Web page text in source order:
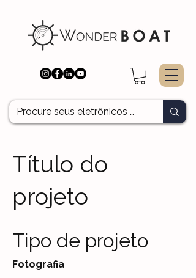
Título do
projeto
Tipo de projeto
Fotografia